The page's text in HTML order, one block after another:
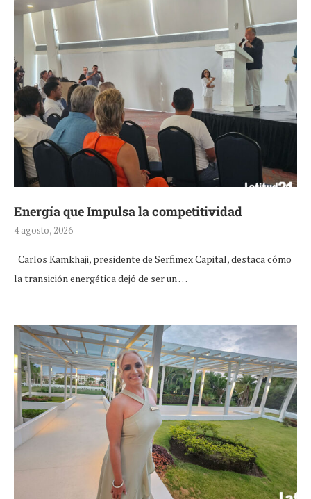
Energía que Impulsa la competitividad
4 agosto, 2026
Carlos Kamkhaji, presidente de Serfimex Capital, destaca cómo
la transición energética dejó de ser un …